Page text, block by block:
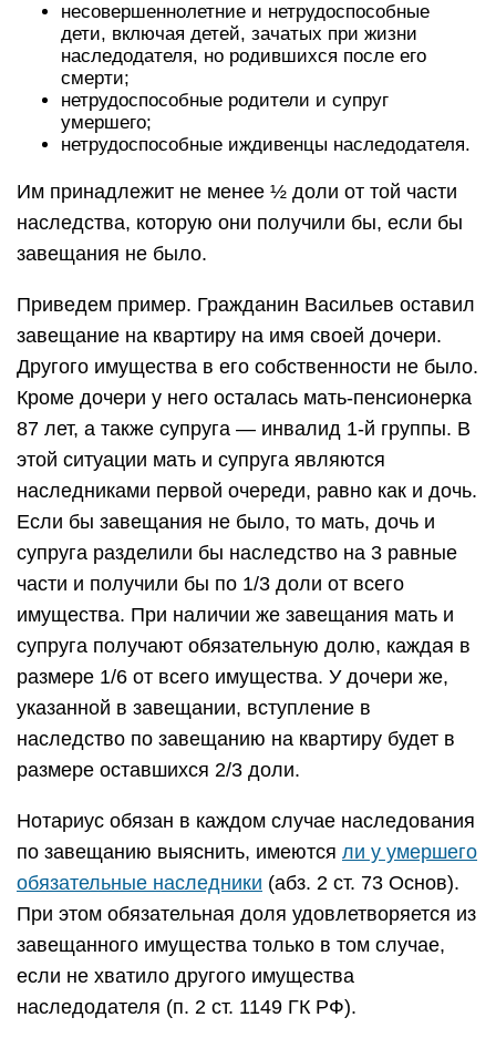
несовершеннолетние и нетрудоспособные
дети, включая детей, зачатых при жизни
наследодателя, но родившихся после его
смерти;
нетрудоспособные родители и супруг
умершего;
нетрудоспособные иждивенцы наследодателя.
Им принадлежит не менее ½ доли от той части
наследства, которую они получили бы, если бы
завещания не было.
Приведем пример. Гражданин Васильев оставил
завещание на квартиру на имя своей дочери.
Другого имущества в его собственности не было.
Кроме дочери у него осталась мать-пенсионерка
87 лет, а также супруга — инвалид 1-й группы. В
этой ситуации мать и супруга являются
наследниками первой очереди, равно как и дочь.
Если бы завещания не было, то мать, дочь и
супруга разделили бы наследство на 3 равные
части и получили бы по 1/3 доли от всего
имущества. При наличии же завещания мать и
супруга получают обязательную долю, каждая в
размере 1/6 от всего имущества. У дочери же,
указанной в завещании, вступление в
наследство по завещанию на квартиру будет в
размере оставшихся 2/3 доли.
Нотариус обязан в каждом случае наследования
по завещанию выяснить, имеются ли у умершего
обязательные наследники (абз. 2 ст. 73 Основ).
При этом обязательная доля удовлетворяется из
завещанного имущества только в том случае,
если не хватило другого имущества
наследодателя (п. 2 ст. 1149 ГК РФ).